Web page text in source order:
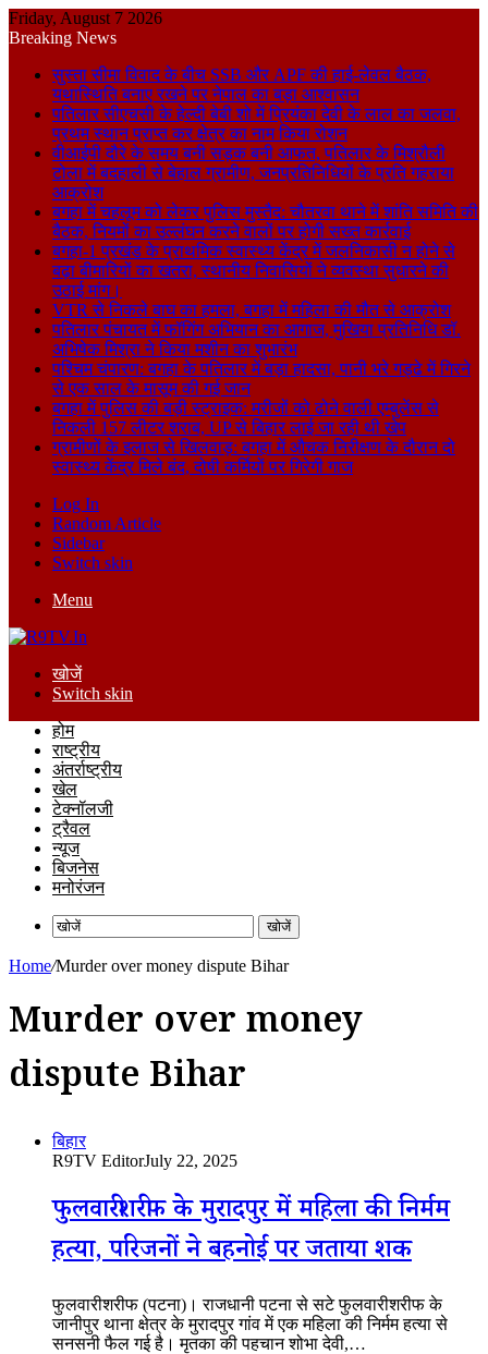
Friday, August 7 2026
Breaking News
सुस्ता सीमा विवाद के बीच SSB और APF की हाई-लेवल बैठक,
यथास्थिति बनाए रखने पर नेपाल का बड़ा आश्वासन
पतिलार सीएचसी के हेल्दी बेबी शो में प्रियंका देवी के लाल का जलवा,
प्रथम स्थान प्राप्त कर क्षेत्र का नाम किया रोशन
वीआईपी दौरे के समय बनी सड़क बनी आफत, पतिलार के मिश्रौली
टोला में बदहाली से बेहाल ग्रामीण, जनप्रतिनिधियों के प्रति गहराया
आक्रोश
बगहा में चहलूम को लेकर पुलिस मुस्तैद: चौतरवा थाने में शांति समिति की
बैठक, नियमों का उल्लंघन करने वालों पर होगी सख्त कार्रवाई
बगहा-1 प्रखंड के प्राथमिक स्वास्थ्य केंद्र में जलनिकासी न होने से
बढ़ा बीमारियों का खतरा, स्थानीय निवासियों ने व्यवस्था सुधारने की
उठाई मांग।
VTR से निकले बाघ का हमला, बगहा में महिला की मौत से आक्रोश
पतिलार पंचायत में फॉगिंग अभियान का आगाज, मुखिया प्रतिनिधि डॉ.
अभिषेक मिश्रा ने किया मशीन का शुभारंभ
पश्चिम चंपारण: बगहा के पतिलार में बड़ा हादसा, पानी भरे गड्ढे में गिरने
से एक साल के मासूम की गई जान
बगहा में पुलिस की बड़ी स्ट्राइक: मरीजों को ढोने वाली एम्बुलेंस से
निकली 157 लीटर शराब, UP से बिहार लाई जा रही थी खेप
ग्रामीणों के इलाज से खिलवाड़: बगहा में औचक निरीक्षण के दौरान दो
स्वास्थ्य केंद्र मिले बंद, दोषी कर्मियों पर गिरेगी गाज
Log In
Random Article
Sidebar
Switch skin
Menu
खोजें
Switch skin
होम
राष्ट्रीय
अंतर्राष्ट्रीय
खेल
टेक्नॉलजी
ट्रैवल
न्यूज
बिजनेस
मनोरंजन
खोजें
Home/Murder over money dispute Bihar
Murder over money
dispute Bihar
बिहार
R9TV EditorJuly 22, 2025
फुलवारीशरीफ के मुरादपुर में महिला की निर्मम
हत्या, परिजनों ने बहनोई पर जताया शक
फुलवारीशरीफ (पटना)। राजधानी पटना से सटे फुलवारीशरीफ के
जानीपुर थाना क्षेत्र के मुरादपुर गांव में एक महिला की निर्मम हत्या से
सनसनी फैल गई है। मृतका की पहचान शोभा देवी,…